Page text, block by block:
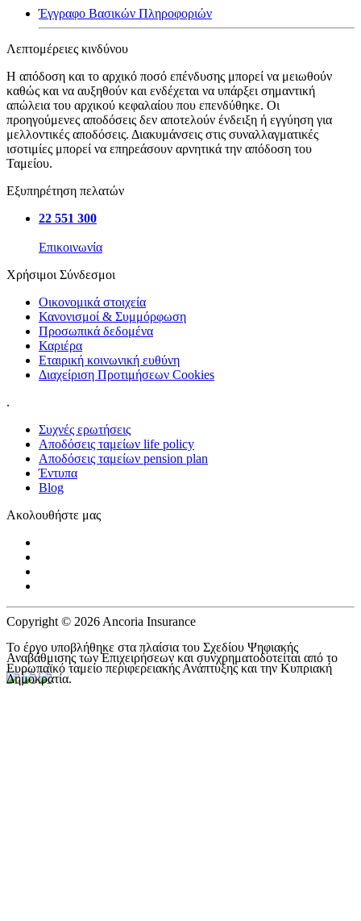
Έγγραφο Βασικών Πληροφοριών
Λεπτομέρειες κινδύνου
Η απόδοση και το αρχικό ποσό επένδυσης μπορεί να μειωθούν
καθώς και να αυξηθούν και ενδέχεται να υπάρξει σημαντική
απώλεια του αρχικού κεφαλαίου που επενδύθηκε. Οι
προηγούμενες αποδόσεις δεν αποτελούν ένδειξη ή εγγύηση για
μελλοντικές αποδόσεις. Διακυμάνσεις στις συναλλαγματικές
ισοτιμίες μπορεί να επηρεάσουν αρνητικά την απόδοση του
Ταμείου.
Εξυπηρέτηση πελατών
22 551 300
Επικοινωνία
Χρήσιμοι Σύνδεσμοι
Οικονομικά στοιχεία
Κανονισμοί & Συμμόρφωση
Προσωπικά δεδομένα
Καριέρα
Εταιρική κοινωνική ευθύνη
Διαχείριση Προτιμήσεων Cookies
.
Συχνές ερωτήσεις
Αποδόσεις ταμείων life policy
Αποδόσεις ταμείων pension plan
Έντυπα
Blog
Ακολουθήστε μας
Copyright © 2026 Ancoria Insurance
Το έργο υποβλήθηκε στα πλαίσια του Σχεδίου Ψηφιακής
Αναβάθμισης των Επιχειρήσεων και συνχρηματοδοτείται από το
Ευρωπαϊκό ταμείο περιφερειακής Ανάπτυξης και την Κυπριακή
Δημοκρατία.